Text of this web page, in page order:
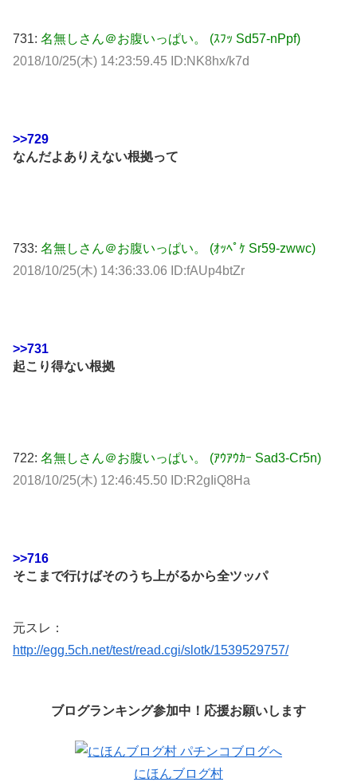
731: 名無しさん＠お腹いっぱい。 (ｽﾌｯ Sd57-nPpf)
2018/10/25(木) 14:23:59.45 ID:NK8hx/k7d
>>729
なんだよありえない根拠って
733: 名無しさん＠お腹いっぱい。 (ｵｯﾍﾟｹ Sr59-zwwc)
2018/10/25(木) 14:36:33.06 ID:fAUp4btZr
>>731
起こり得ない根拠
722: 名無しさん＠お腹いっぱい。 (ｱｳｱｳｶｰ Sad3-Cr5n)
2018/10/25(木) 12:46:45.50 ID:R2gIiQ8Ha
>>716
そこまで行けばそのうち上がるから全ツッパ
元スレ：
http://egg.5ch.net/test/read.cgi/slotk/1539529757/
ブログランキング参加中！応援お願いします
にほんブログ村